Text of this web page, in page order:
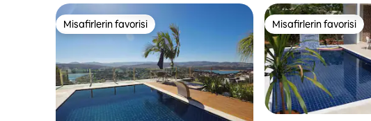
Misafirlerin favorisi
Misafirlerin favorisi Misafirlerin favorisi
Misafirlerin favorisi